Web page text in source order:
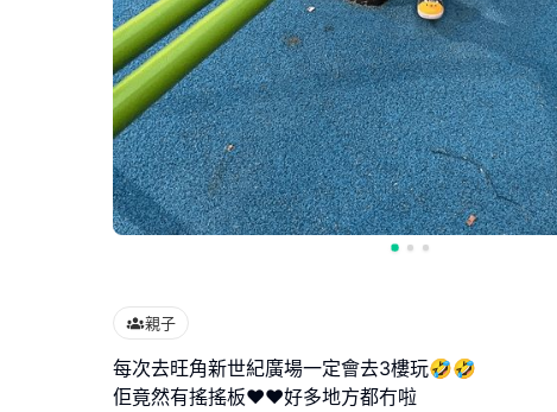
親子
每次去旺角新世紀廣場一定會去3樓玩🤣🤣
佢竟然有搖搖板❤️❤️好多地方都冇啦